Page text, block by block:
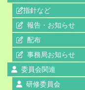
指針など
報告・お知らせ
配布
事務局お知らせ
委員会関連
研修委員会